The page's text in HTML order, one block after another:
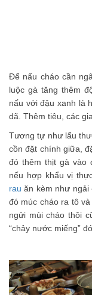
Để nấu cháo cần
luộc gà tăng thêm
nấu với đậu xanh là
dã. Thêm tiêu, các
Tương tự như lẩu
cồn đặt chính giữa,
đó thêm thịt gà vào
nếu hợp khẩu vị
rau ăn kèm như
đó múc cháo ra tô
ngửi mùi cháo thôi
“chảy nước miếng”